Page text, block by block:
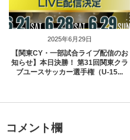
2025年6月29日
【関東CY・一部試合ライブ配信のお
知らせ】本日決勝！ 第31回関東クラ
ブユースサッカー選手権（U-15...
コメント欄